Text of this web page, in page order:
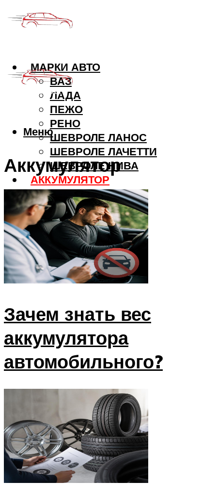
МАРКИ АВТО
ВАЗ
ЛАДА
ПЕЖО
РЕНО
ШЕВРОЛЕ ЛАНОС
ШЕВРОЛЕ ЛАЧЕТТИ
ШЕВРОЛЕ НИВА
АККУМУЛЯТОР
ДВИГАТЕЛЬ
КОЛЕСА И ШИНЫ
РАДИАТОР
САЛОН
Меню
Меню
Аккумулятор
Зачем знать вес
аккумулятора
автомобильного?